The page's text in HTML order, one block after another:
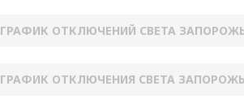
ГРАФИК ОТКЛЮЧЕНИЙ СВЕТА
ГРАФИК ОТКЛЮЧЕНИЯ СВЕТА